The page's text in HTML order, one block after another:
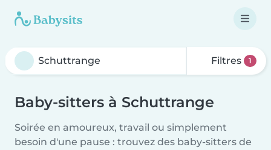
Filtres 1
Baby-sitters à Schuttrange
Soirée en amoureux, travail ou simplement
besoin d'une pause : trouvez des baby-sitters de